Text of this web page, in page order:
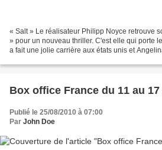
« Salt » Le réalisateur Philipp Noyce retrouve
» pour un nouveau thriller. C'est elle qui porte
a fait une jolie carrière aux états unis et
Box office France du 11 au
Publié le 25/08/2010 à 07:00
Par John Doe